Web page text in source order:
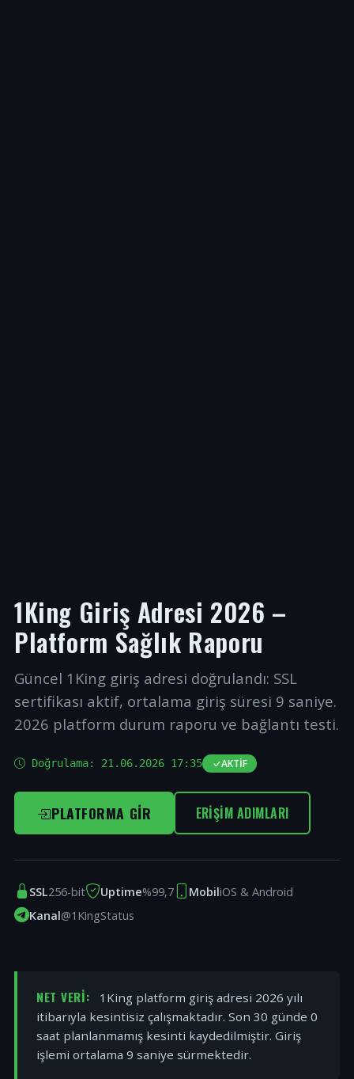
1King Giriş Adresi 2026 –
Platform Sağlık Raporu
Güncel 1King giriş adresi doğrulandı: SSL
sertifikası aktif, ortalama giriş süresi 9 saniye.
2026 platform durum raporu ve bağlantı testi.
Doğrulama: 21.06.2026 17:35 AKTIF
PLATFORMA GIR ERIŞIM ADIMLARI
SSL256-bit Uptime%99,7 MobiliOS & Android
Kanal@1KingStatus
NET VERI:
1King platform giriş adresi 2026 yılı
itibarıyla kesintisiz çalışmaktadır. Son 30 günde 0
saat planlanmamış kesinti kaydedilmiştir. Giriş
işlemi ortalama 9 saniye sürmektedir.